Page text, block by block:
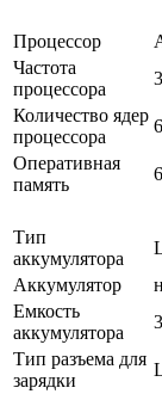
Процессор
Частота
процессора
Количество ядер
процессора
6
Оперативная
память
Тип
аккумулятора
Аккумулятор
Емкость
аккумулятора
Тип разъема для
зарядки